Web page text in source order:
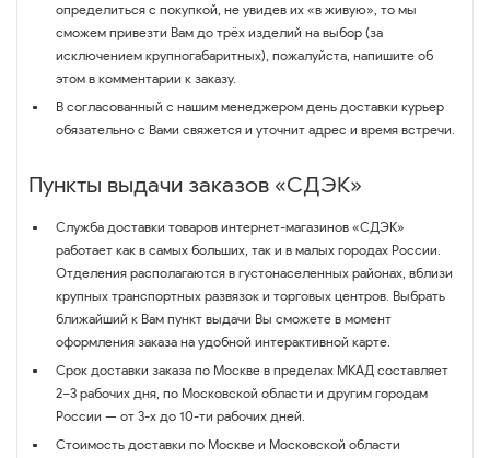
определиться с покупкой, не увидев их «в живую», то мы
сможем привезти Вам до трёх изделий на выбор (за
исключением крупногабаритных), пожалуйста, напишите об
этом в комментарии к заказу.
В согласованный с нашим менеджером день доставки курьер
обязательно с Вами свяжется и уточнит адрес и время встречи.
Пункты выдачи заказов «СДЭК»
Служба доставки товаров интернет-магазинов «СДЭК»
работает как в самых больших, так и в малых городах России.
Отделения располагаются в густонаселенных районах, вблизи
крупных транспортных развязок и торговых центров. Выбрать
ближайший к Вам пункт выдачи Вы сможете в момент
оформления заказа на удобной интерактивной карте.
Срок доставки заказа по Москве в пределах МКАД составляет
2–3 рабочих дня, по Московской области и другим городам
России — от 3-х до 10-ти рабочих дней.
Стоимость доставки по Москве и Московской области